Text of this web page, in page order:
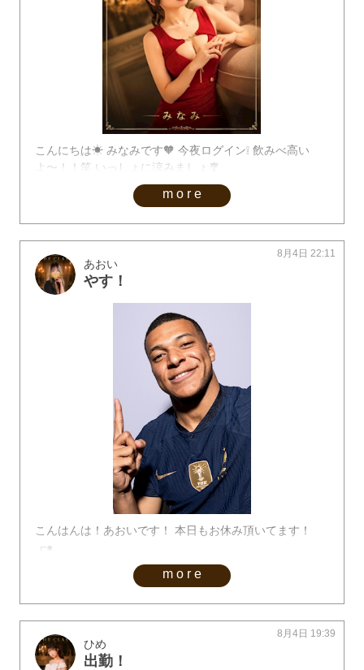
こんにちは☀︎ みなみです🧡 今夜ログイン❕ 飲みべ高い
よ〜！！笑 いっしょに涼みましょ🎐
more
あおい
やす！
8月4日 22:11
こんはんは！あおいです！ 本日もお休み頂いてます！
┏●
more
ひめ
出勤！
8月4日 19:39